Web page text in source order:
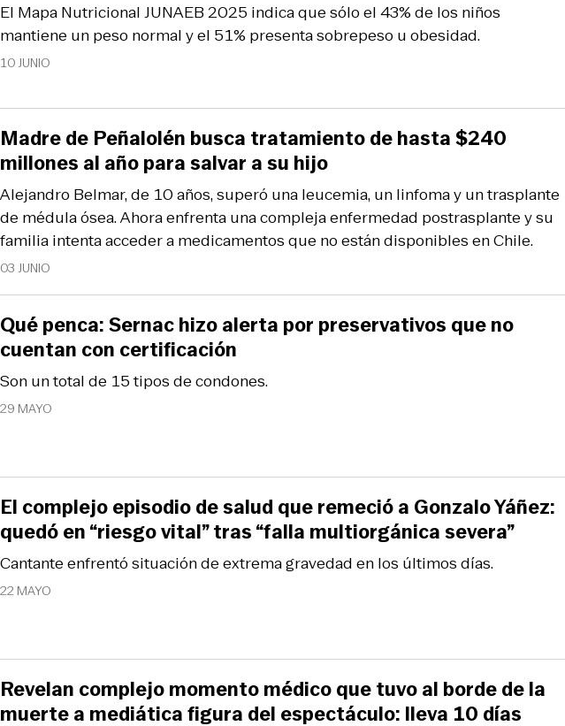
10 JUNIO
El Mapa Nutricional JUNAEB 2025 indica que sólo el 43% de los niños
mantiene un peso normal y el 51% presenta sobrepeso u obesidad.
03 JUNIO
Alejandro Belmar, de 10 años, superó una leucemia, un linfoma y un trasplante
de médula ósea. Ahora enfrenta una compleja enfermedad postrasplante y su
familia intenta acceder a medicamentos que no están disponibles en Chile.
Madre de Peñalolén busca tratamiento de hasta $240
millones al año para salvar a su hijo
29 MAYO
Son un total de 15 tipos de condones.
Qué penca: Sernac hizo alerta por preservativos que no
cuentan con certificación
22 MAYO
Cantante enfrentó situación de extrema gravedad en los últimos días.
El complejo episodio de salud que remeció a Gonzalo Yáñez:
quedó en “riesgo vital” tras “falla multiorgánica severa”
Revelan complejo momento médico que tuvo al borde de la
muerte a mediática figura del espectáculo: lleva 10 días